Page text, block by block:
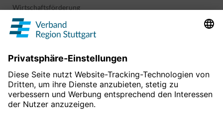
Wirtschaftsförderung
Sport und Kultur
Projekte & Programme
Informationen & Downloads